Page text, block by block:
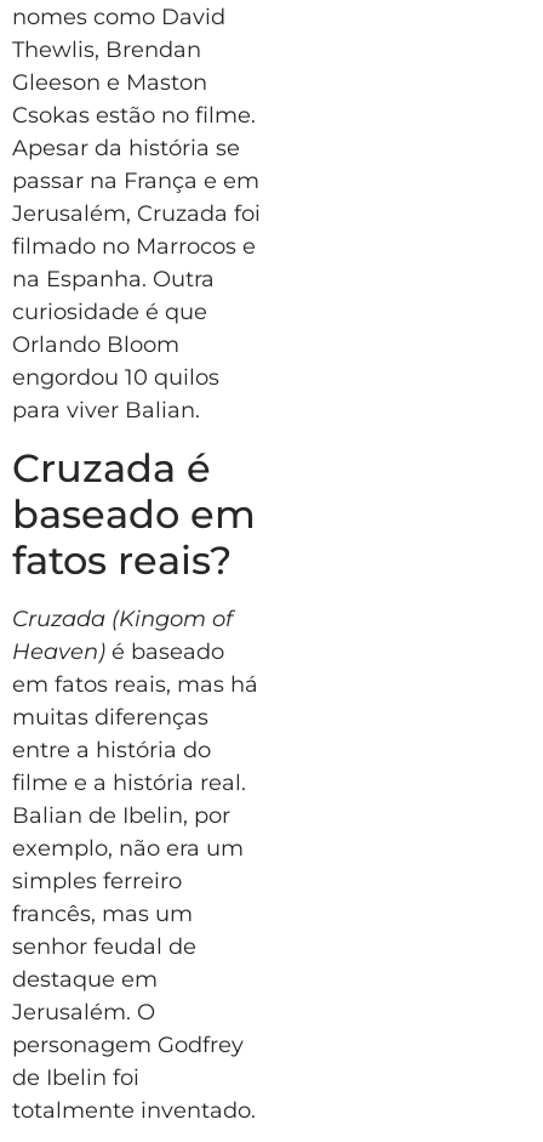
nomes como David
Thewlis, Brendan
Gleeson e Maston
Csokas estão no filme.
Apesar da história se
passar na França e em
Jerusalém, Cruzada foi
filmado no Marrocos e
na Espanha. Outra
curiosidade é que
Orlando Bloom
engordou 10 quilos
para viver Balian.
Cruzada é
baseado em
fatos reais?
Cruzada (Kingom of
Heaven) é baseado
em fatos reais, mas há
muitas diferenças
entre a história do
filme e a história real.
Balian de Ibelin, por
exemplo, não era um
simples ferreiro
francês, mas um
senhor feudal de
destaque em
Jerusalém. O
personagem Godfrey
de Ibelin foi
totalmente inventado.